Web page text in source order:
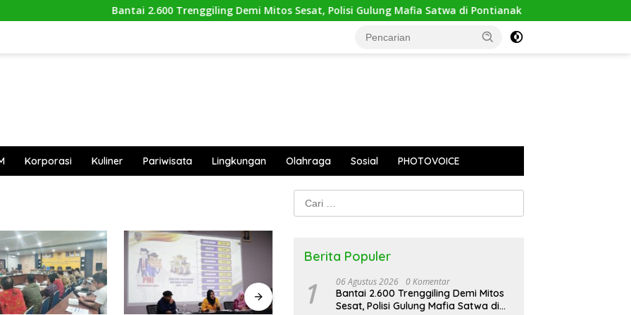
Bantai 2.600 Trenggiling Demi Mitos Sesat, Polisi Gulung Mafia Satwa di Pontianak Bersama Setengah Ton Sisik
Korporasi Kuliner Pariwisata Lingkungan Olahraga Sosial PHOTOVOICE
Cari
untuk:
Berita Populer
1 06 Agustus 2026 0 Komentar
Bantai 2.600 Trenggiling Demi Mitos
Sesat, Polisi Gulung Mafia Satwa di